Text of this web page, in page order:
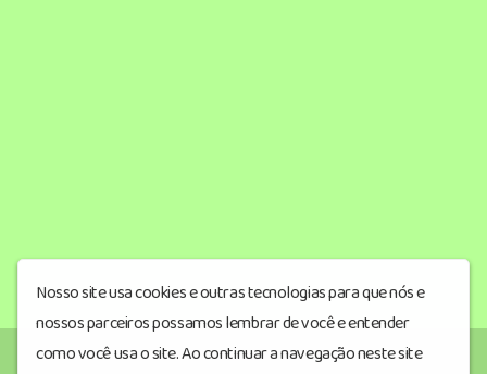
Nosso site usa cookies e outras tecnologias para que nós e
nossos parceiros possamos lembrar de você e entender
como você usa o site. Ao continuar a navegação neste site